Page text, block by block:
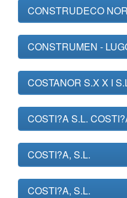
CONSTRUDECO
CONSTRUMEN -
COSTANOR S.X X I
COSTI?A S.L.
COSTI?A, S.L.
COSTI?A, S.L.